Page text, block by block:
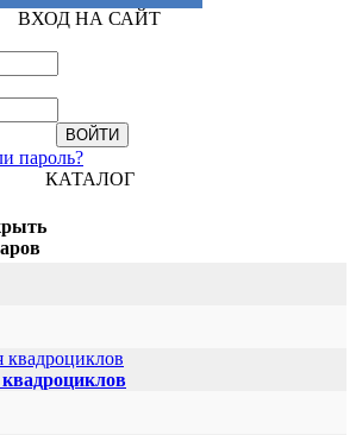
ВХОД НА САЙТ
пароль?
КАТАЛОГ